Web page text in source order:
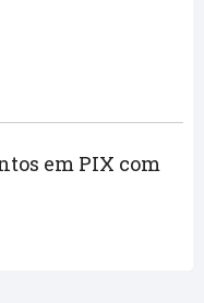
em PIX com